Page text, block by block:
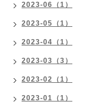
2023-06（1）
2023-05（1）
2023-04（1）
2023-03（3）
2023-02（1）
2023-01（1）